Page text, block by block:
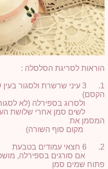
הוראות לסריגת הסלסלה :
1. 3 עיני שרשרת ולסגור
הקסם)
ולסרוג בספירלה (לא לסגור
לשים סמן אחרי שלושת
המסמן את
מקום סוף השורה)
2. 6 חצאי עמודים בטבעת
אם סורגים בספירלה,
פתוח שמים סמן